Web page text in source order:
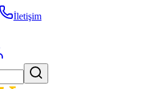
İletişim